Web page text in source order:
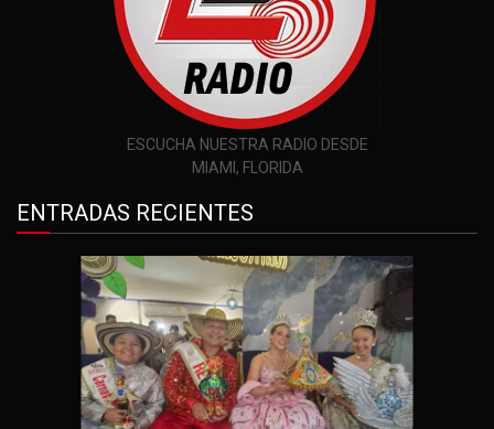
ESCUCHA NUESTRA RADIO DESDE
MIAMI, FLORIDA
ENTRADAS RECIENTES